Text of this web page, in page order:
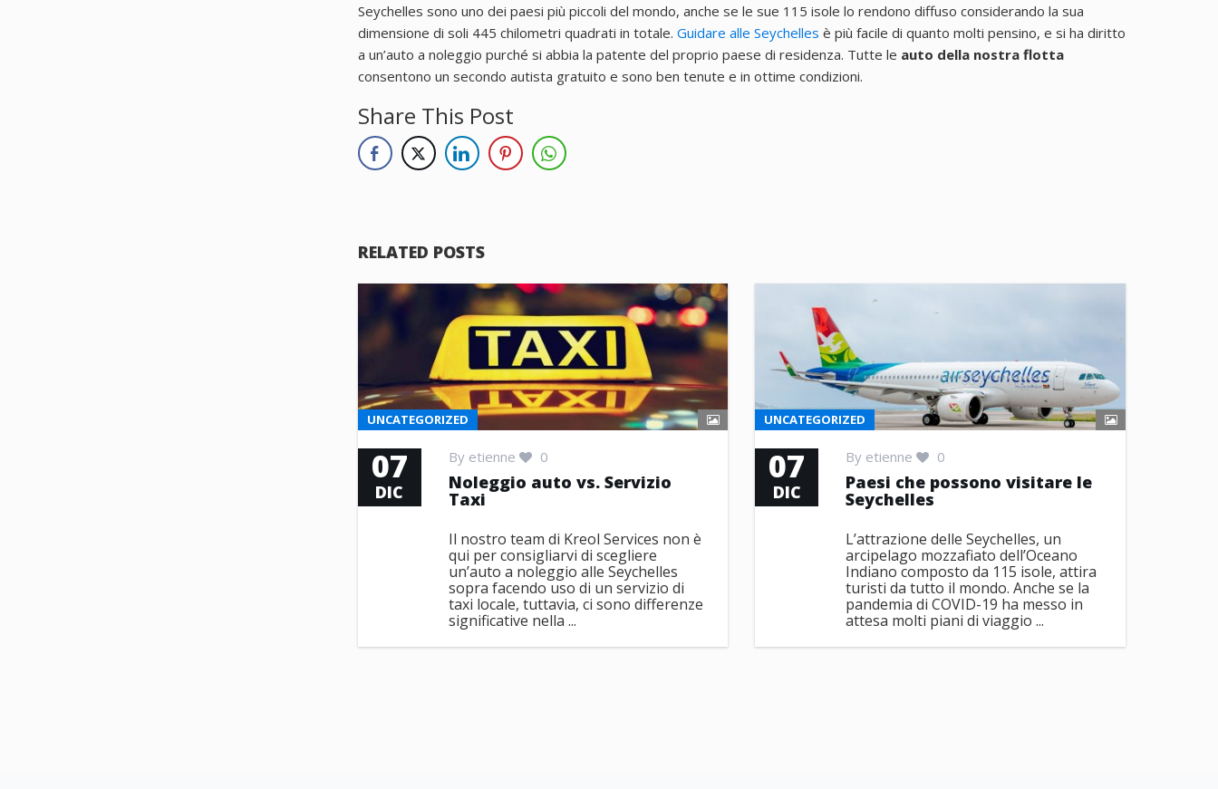
Seychelles sono uno dei paesi più piccoli del mondo, anche se le sue 115 isole lo rendono diffuso considerando la sua
dimensione di soli 445 chilometri quadrati in totale. Guidare alle Seychelles è più facile di quanto molti pensino, e si ha diritto
a un’auto a noleggio purché si abbia la patente del proprio paese di residenza. Tutte le auto della nostra flotta
consentono un secondo autista gratuito e sono ben tenute e in ottime condizioni.
Share This Post
RELATED POSTS
UNCATEGORIZED
07
DIC
By etienne 0
Noleggio auto vs. Servizio
Taxi
Il nostro team di Kreol Services non è
qui per consigliarvi di scegliere
un’auto a noleggio alle Seychelles
sopra facendo uso di un servizio di
taxi locale, tuttavia, ci sono differenze
significative nella ...
UNCATEGORIZED
07
DIC
By etienne 0
Paesi che possono visitare le
Seychelles
L’attrazione delle Seychelles, un
arcipelago mozzafiato dell’Oceano
Indiano composto da 115 isole, attira
turisti da tutto il mondo. Anche se la
pandemia di COVID-19 ha messo in
attesa molti piani di viaggio ...